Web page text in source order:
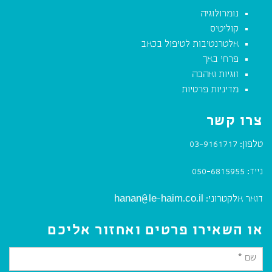
נומרולוגיה
קוליטיס
אלטרנטיבות לטיפול בכאב
פרחי באך
זוגיות ואהבה
מדיניות פרטיות
צרו קשר
טלפון: 03-9161717
נייד: 050-6815955
דואר אלקטרוני: hanan@le-haim.co.il
או השאירו פרטים ואחזור אליכם